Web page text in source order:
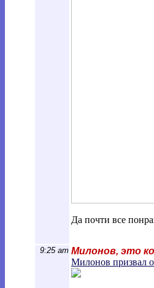
Да почти все
9:25 am Милонов, это
Милонов призвал